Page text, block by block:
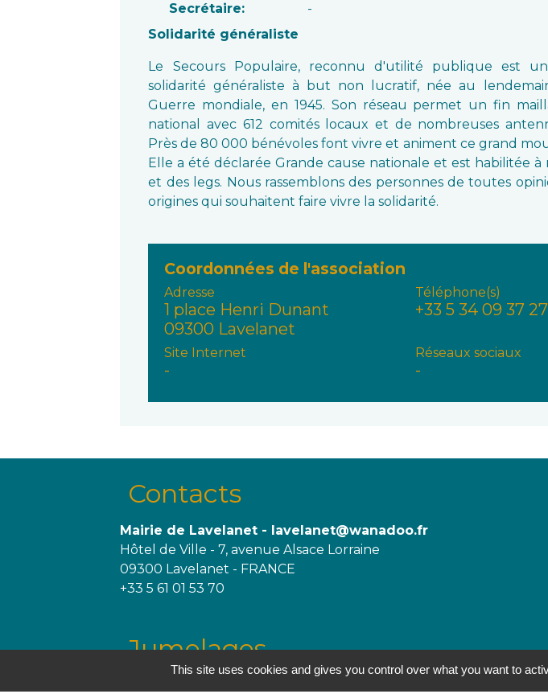
Secrétaire:
-
Solidarité généraliste
Le Secours Populaire, reconnu d'utilité publique est
solidarité généraliste à but non lucratif, née au
Guerre mondiale, en 1945. Son réseau permet un fin
national avec 612 comités locaux et de nombreuses
Près de 80 000 bénévoles font vivre et animent ce grand
Elle a été déclarée Grande cause nationale et est habilitée à
et des legs. Nous rassemblons des personnes de toutes
origines qui souhaitent faire vivre la solidarité.
Coordonnées de l'association
Adresse
1 place Henri Dunant
09300 Lavelanet
Téléphone(s)
+33 5 34 09 37 27
Site Internet
-
Réseaux sociaux
-
Contacts
Mairie de Lavelanet - lavelanet@wanadoo.fr
Hôtel de Ville - 7, avenue Alsace Lorraine
09300 Lavelanet - FRANCE
+33 5 61 01 53 70
Jumelages
Trégueux, France
This site uses cookies and gives you control over what you want to